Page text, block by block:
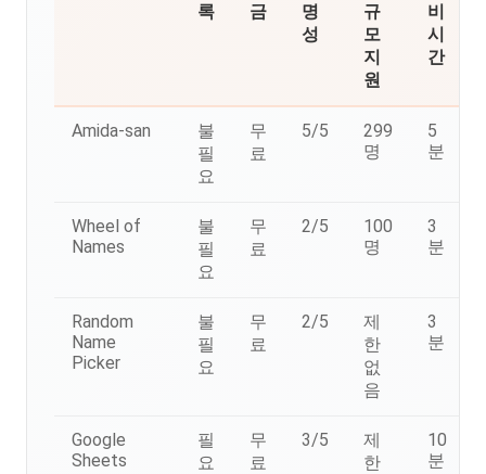
록
금
명
성
규
모
지
원
비
시
간
Amida-san
불
필
요
무
료
5/5
299
명
5
분
Wheel of
Names
불
필
요
무
료
2/5
100
명
3
분
Random
Name
Picker
불
필
요
무
료
2/5
제
한
없
음
3
분
Google
Sheets
필
요
무
료
3/5
제
한
10
분